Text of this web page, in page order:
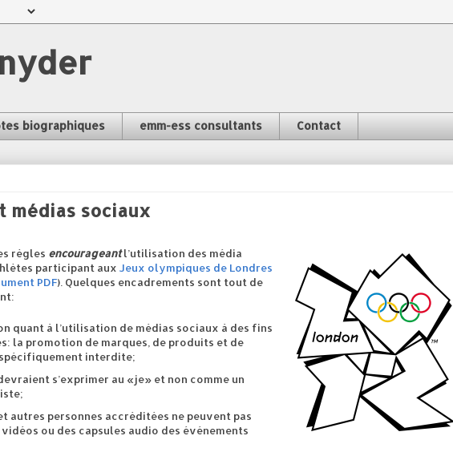
biographiques emm-ess consultants Contact
médias sociaux
règles encourageantl’utilisation des média
participant aux Jeux olympiques de Londres
PDF). Quelques encadrements sont tout de
quant à l’utilisation de médias sociaux à des fins
la promotion de marques, de produits et de
interdite;
s’exprimer au «je» et non comme un
autres personnes accréditées ne peuvent pas
ou des capsules audio des événements